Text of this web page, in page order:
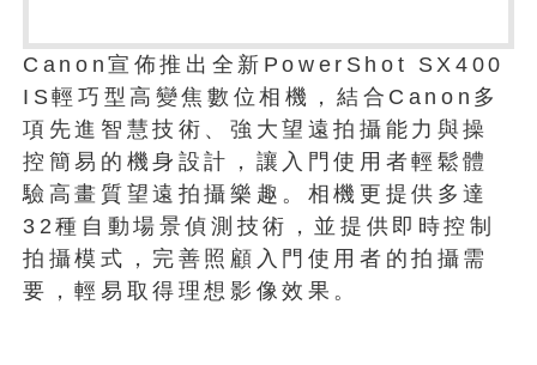
Canon宣佈推出全新PowerShot SX400
IS輕巧型高變焦數位相機，結合Canon多
項先進智慧技術、強大望遠拍攝能力與操
控簡易的機身設計，讓入門使用者輕鬆體
驗高畫質望遠拍攝樂趣。相機更提供多達
32種自動場景偵測技術，並提供即時控制
拍攝模式，完善照顧入門使用者的拍攝需
要，輕易取得理想影像效果。